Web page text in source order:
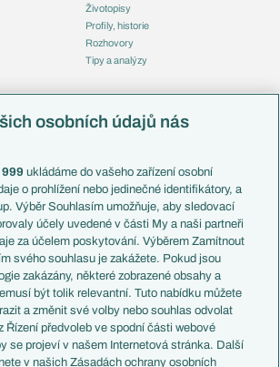
Životopisy
Profily, historie
Rozhovory
Tipy a analýzy
Česko
Francie
Itálie
Německo
Španělsko
Argentina
Brazílie
Přestupy
Zápasy
Livescore
Tipovací soutěž
osobních údajů nás
999 ukládáme do vašeho zařízení osobní
o prohlížení nebo jedinečné identifikátory, a
Výběr Souhlasím umožňuje, aby sledovací
účely uvedené v části My a naši partneři
za účelem poskytování. Výběrem Zamítnout
svého souhlasu je zakážete. Pokud jsou
zakázány, některé zobrazené obsahy a
být tolik relevantní. Tuto nabídku můžete
a změnit své volby nebo souhlas odvolat
Řízení předvoleb ve spodní části webové
se projeví v našem Internetová stránka. Další
v našich Zásadách ochrany osobních